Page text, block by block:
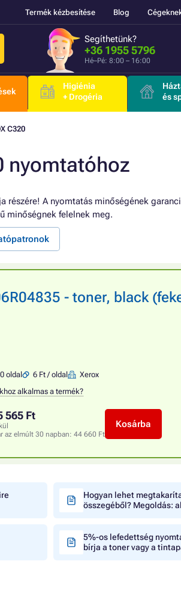
Termék kézbesítése Blog
Segíthetünk?
+36 1955 5796
Hé–Pé: 8:00 – 16:00
Higiénia
+ Drogéria
és
C320
nyomtatóhoz
részére! A nyomtatás minőségének
minőségnek felelnek meg.
- toner, black
oldal 6 Ft / oldal
Xerox
alkalmas a termék?
565 Ft
az elmúlt 30 napban: 44 660 Ft
Kosárba
Hogyan lehet
összegéből? Megoldás:
5%-os lefedettség
bírja a toner vagy a